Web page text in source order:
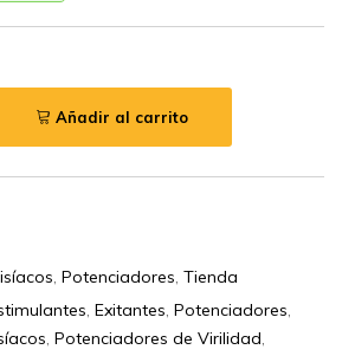
Añadir al carrito
, Potenciadores, Tienda
, Exitantes, Potenciadores,
, Potenciadores de Virilidad,